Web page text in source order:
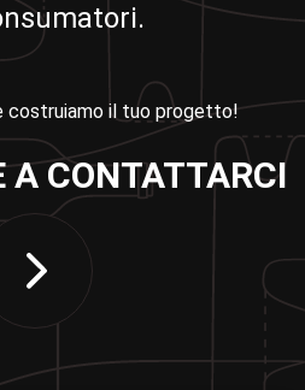
costruiamo il tuo progetto!
A CONTATTARCI